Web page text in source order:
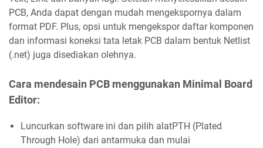
PCB, Anda dapat dengan mudah mengekspornya dalam
format PDF. Plus, opsi untuk mengekspor daftar komponen
dan informasi koneksi tata letak PCB dalam bentuk Netlist
(.net) juga disediakan olehnya.
Cara mendesain PCB menggunakan Minimal Board
Editor:
Luncurkan software ini dan pilih alatPTH (Plated
Through Hole) dari antarmuka dan mulai